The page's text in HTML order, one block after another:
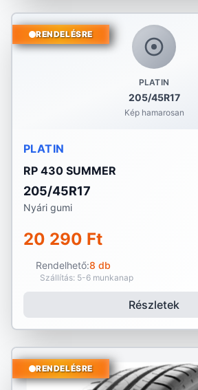
PLATIN
205/45R17
Kép hamarosan
RENDELÉSRE
PLATIN
RP 430 SUMMER
205/45R17
Nyári gumi
20 290 Ft
Rendelhető:8 db
Szállítás: 5-6 munkanap
Részletek
RENDELÉSRE